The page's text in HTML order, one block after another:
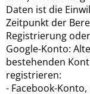
Daten ist die
Zeitpunkt der
Registrierung
Google-Konto:
bestehenden
registrieren:
- Facebook-